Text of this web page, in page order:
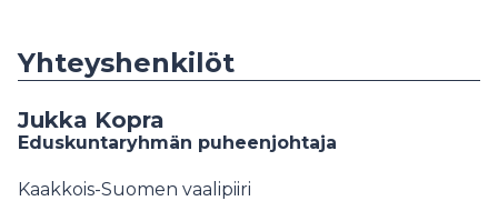
Yhteyshenkilöt
Jukka Kopra
Eduskuntaryhmän puheenjohtaja
Kaakkois-Suomen vaalipiiri